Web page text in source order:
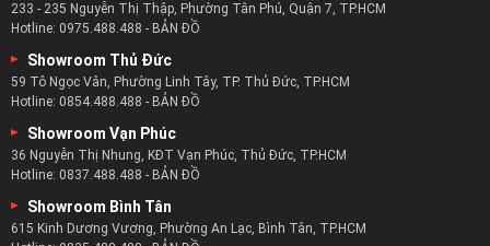
Hotline:0878.488.488 - BẢN ĐỒ
Số 8 Lương Định Của, Phường An Phú, Quận 2, TP.HCM
Hotline:0922.488.488-BẢN ĐỒ
233 - 235 Nguyễn Thị Thập, Phường Tân Phú, Quận 7, TP.HCM
Hotline:0975.488.488-BẢN ĐỒ
59 Tô Ngọc Vân, Phường Linh Tây, TP. Thủ Đức, TP.HCM
Hotline:0854.488.488-BẢN ĐỒ